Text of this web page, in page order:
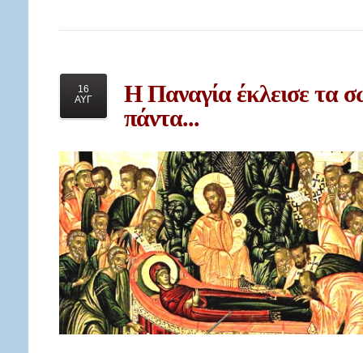
16
ΑΥΓ
ΗΠαναγία έκλεισε τα
πάντα...